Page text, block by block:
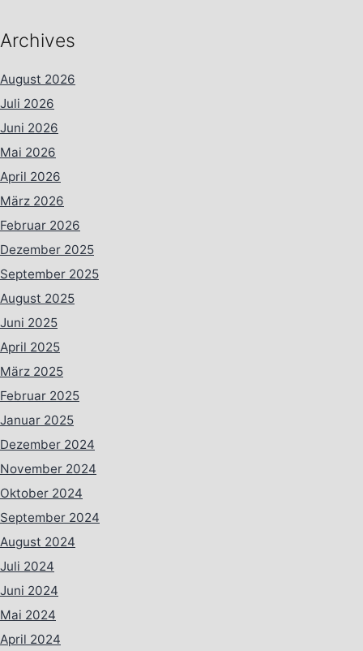
Archives
August 2026
Juli 2026
Juni 2026
Mai 2026
April 2026
März 2026
Februar 2026
Dezember 2025
September 2025
August 2025
Juni 2025
April 2025
März 2025
Februar 2025
Januar 2025
Dezember 2024
November 2024
Oktober 2024
September 2024
August 2024
Juli 2024
Juni 2024
Mai 2024
April 2024